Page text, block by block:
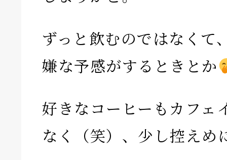
ずっと飲むのではなくて
嫌な予感がするときとか
好きなコーヒーもカフェ
なく（笑）、少し控えめ